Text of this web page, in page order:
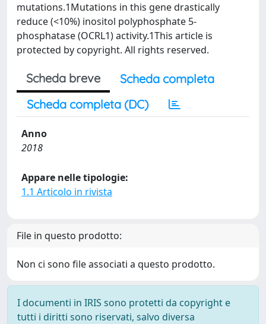
mutations.1Mutations in this gene drastically
reduce (<10%) inositol polyphosphate 5-
phosphatase (OCRL1) activity.1This article is
protected by copyright. All rights reserved.
Scheda breve
Scheda completa
Scheda completa (DC)
Anno
2018
Appare nelle tipologie:
1.1 Articolo in rivista
File in questo prodotto:
Non ci sono file associati a questo prodotto.
I documenti in IRIS sono protetti da copyright e
tutti i diritti sono riservati, salvo diversa